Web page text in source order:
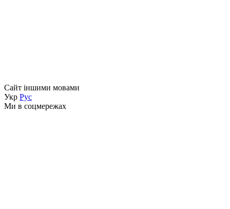
Сайт іншими мовами
Укр Рус
Ми в соцмережах